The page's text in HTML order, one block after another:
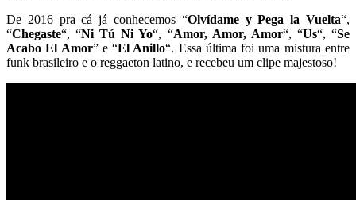
De 2016 pra cá já conhecemos “Olvídame y Pega la Vuelta“,
“Chegaste“, “Ni Tú Ni Yo“, “Amor, Amor, Amor“, “Us“, “Se
Acabo El Amor” e “El Anillo“. Essa última foi uma mistura entre
funk brasileiro e o reggaeton latino, e recebeu um clipe majestoso!